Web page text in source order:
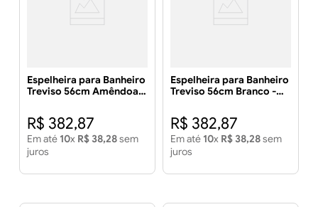
Espelheira para Banheiro
Treviso 56cm Amêndoa -
R$ 382,87
Em até 10x R$ 38,28sem
juros
Espelheira para Banheiro
Treviso 56cm Branco -
R$ 382,87
Em até 10x R$ 38,28sem
juros